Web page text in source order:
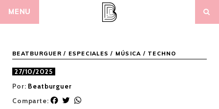
MENU
BEATBURGUER / ESPECIALES / MÚSICA / TECHNO
27/10/2025
Por: Beatburguer
Comparte:
F
T